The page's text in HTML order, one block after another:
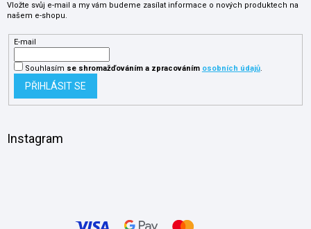
Vložte svůj e-mail a my vám budeme zasílat informace o nových produktech na
našem e-shopu.
E-mail
Souhlasím se shromažďováníma zpracováním osobních údajů.
PŘIHLÁSIT SE
Instagram